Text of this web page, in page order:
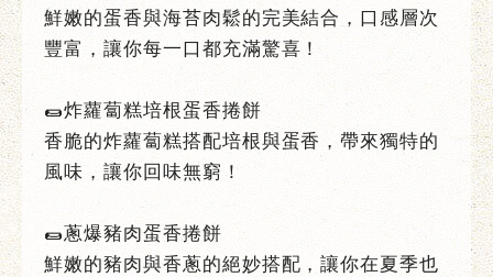
鮮嫩的蛋香與海苔肉鬆的完美結合，口感層次
豐富，讓你每一口都充滿驚喜！
🌯炸蘿蔔糕培根蛋香捲餅
香脆的炸蘿蔔糕搭配培根與蛋香，帶來獨特的
風味，讓你回味無窮！
🌯蔥爆豬肉蛋香捲餅
鮮嫩的豬肉與香蔥的絕妙搭配，讓你在夏季也